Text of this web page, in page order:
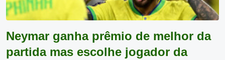
Neymar ganha prêmio de melhor da
partida mas escolhe jogador da